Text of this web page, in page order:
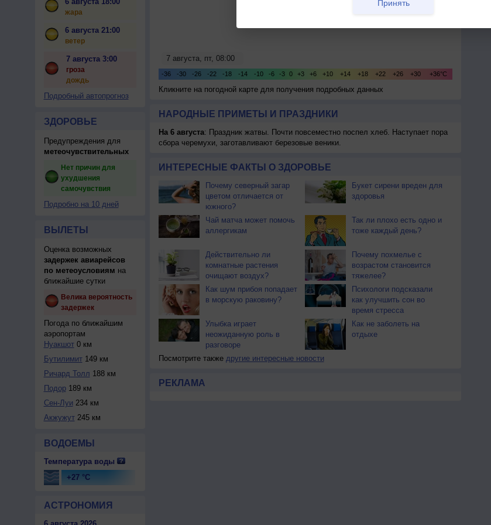
жара
6 августа 21:00
ветер
7 августа 3:00
гроза
дождь
Подробный автопрогноз
ЗДОРОВЬЕ
Предупреждения для
метеочувствительных
Нет причин для
ухудшения
самочувствия
Подробно на 10 дней
ВЫЛЕТЫ
Оценка возможных
задержек авиарейсов
по метеоусловиям на
ближайшие сутки
Велика вероятность
задержек
Погода по ближайшим
аэропортам
Нуакшот0 км
Бутилимит149 км
Ричард Толл 188 км
Подор189 км
Сен-Луи 234 км
Акжужут245 км
ВОДОЕМЫ
Температура воды
+27 °C
АСТРОНОМИЯ
Кликните на погодной карте для получения подробных данных
НАРОДНЫЕ ПРИМЕТЫ И ПРАЗДНИКИ
На 6 августа: Праздник жатвы. Почти повсеместно поспел хлеб. Наступает пора
сбора черемухи, заготавливают березовые веники.
ИНТЕРЕСНЫЕ ФАКТЫ О ЗДОРОВЬЕ
Почему северный загар
цветом отличается от
южного?
Букет сирени вреден для
здоровья
Чай матча может помочь
аллергикам
Так ли плохо есть одно и
тоже каждый день?
Действительно ли
комнатные растения
очищают воздух?
Почему похмелье с
возрастом становится
тяжелее?
Как шум прибоя попадает
в морскую раковину?
Психологи подсказали
как улучшить сон во
время стресса
Улыбка играет
неожиданную роль в
разговоре
Как не заболеть на
отдыхе
Посмотрите также другие интересные новости
РЕКЛАМА
Принять